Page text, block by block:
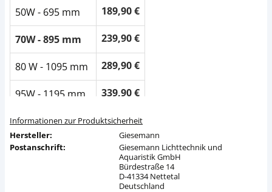
50W - 695 mm 189,90 €
70W - 895 mm 239,90 €
80 W - 1095 mm 289,90 €
95W - 1195 mm 339,90 €
105W - 1495 mm 379,90 €
Informationen zur Produktsicherheit
Hersteller:
Giesemann
Postanschrift:
Giesemann Lichttechnik und
Aquaristik GmbH
Bürdestraße 14
D-41334 Nettetal
Deutschland